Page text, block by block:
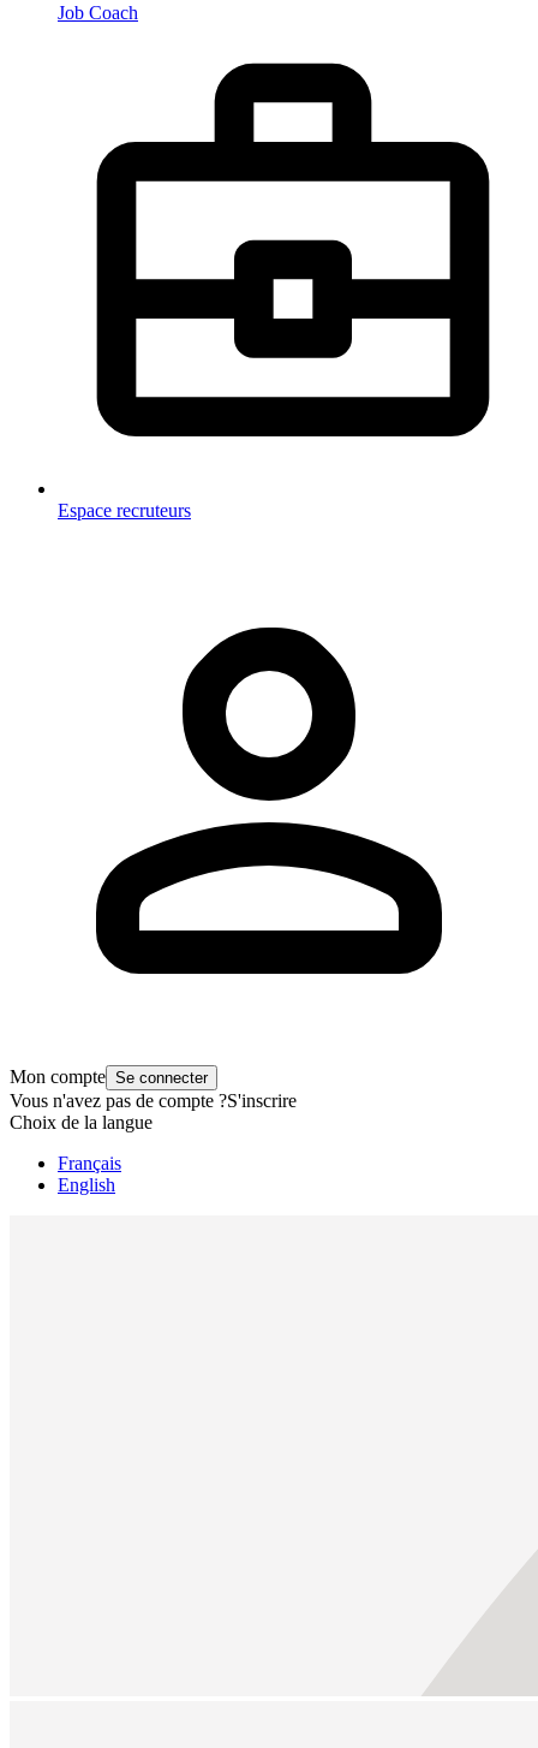
Job Coach
Espace recruteurs
Mon compte Se connecter
Vous n'avez pas de compte ?S'inscrire
Choix de la langue
Français
English